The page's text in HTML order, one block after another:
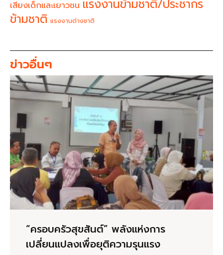
เสียงเด็กและเยาวชน แรงงานข้ามชาติ/ประชากร
ข้ามชาติ แรงงานต่างชาติ
ข่าวอื่นๆ
“ครอบครัวสุขสันต์” พลังแห่งการ
เปลี่ยนแปลงเพื่อยุติความรุนแรง